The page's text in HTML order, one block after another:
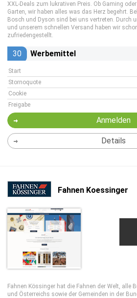
XXL-Deals zum lukrativen Preis. Ob Gaming
Garten, wir haben alles was das Herz begehrt.
Bosch und Dyson sind bei uns vertreten. Durch
und unserem schnellen Versand haben wir
zufriedengestellt.
30 Werbemittel
Start
Stornoquote
Cookie
Freigabe
Anmelden
Details
Fahnen Koessinger
Fahnen Kössinger hat die Fahnen der Welt, alle
und Österreichs sowie der Gemeinden in der